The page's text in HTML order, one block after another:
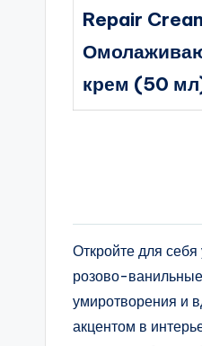
Repair
крем (50
Откройте для
розово-
умиротворения и
акцентом в